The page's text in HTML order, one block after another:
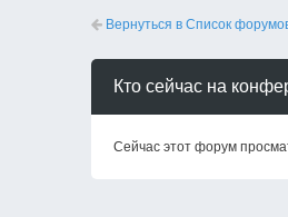
Вернуться в Список
Кто сейчас на
Сейчас этот форум